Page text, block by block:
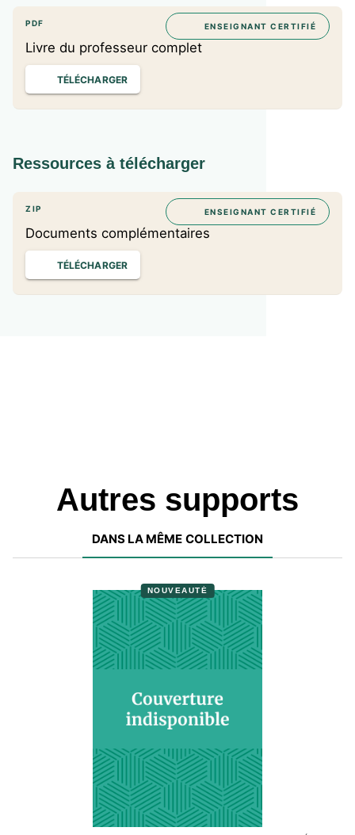
PDF
Livre du professeur complet
ENSEIGNANT CERTIFIÉ
TÉLÉCHARGER
Ressources à télécharger
ZIP
Documents complémentaires
ENSEIGNANT CERTIFIÉ
TÉLÉCHARGER
Autres supports
DANS LA MÊME COLLECTION
NOUVEAUTÉ